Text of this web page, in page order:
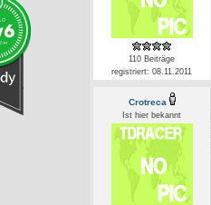
110 Beiträge
registriert: 08.11.2011
Crotreca
Ist hier bekannt